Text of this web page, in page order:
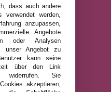
HINWEISE
RÜCKGABE
/ WIDERRUF
dass auch andere
verwendet werden,
anzupassen,
Angebote
oder Analysen
unser Angebot zu
kann seine
über den Link
widerrufen. Sie
akzeptieren,